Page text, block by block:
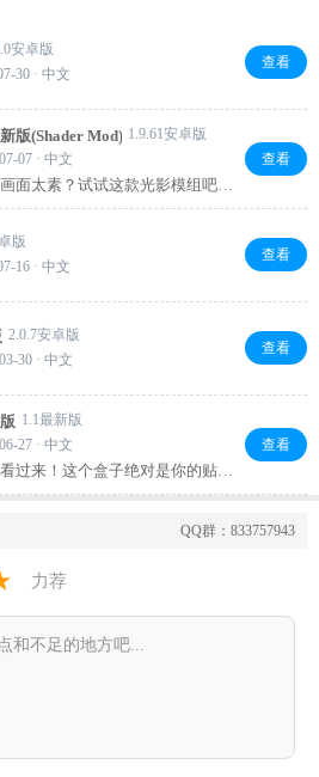
安卓版
30 · 中文
查看
版(Shader Mod) 1.9.61安卓版
07 · 中文
面太素？试试这款光影模组吧！
反射、阴影特效全都有了，画面
荐给想提升画质的玩家！
查看
版
16 · 中文
查看
2.0.7安卓版
30 · 中文
查看
1.1最新版
27 · 中文
过来！这个盒子绝对是你的贴心
图资源、大神建筑模板随查随
查看
QQ群：833757943
力荐